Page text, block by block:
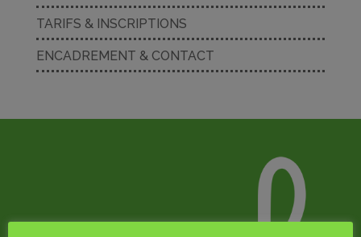
TARIFS & INSCRIPTIONS
ENCADREMENT & CONTACT